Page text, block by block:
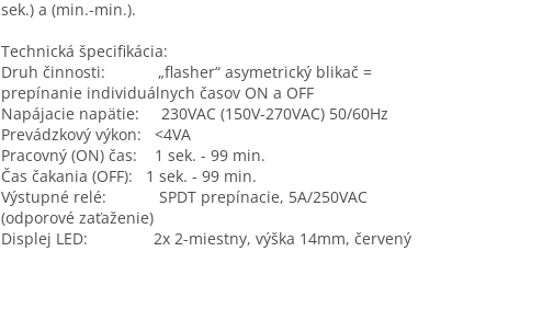
sek.) a (min.-min.).
Technická špecifikácia:
Druh činnosti: „flasher“ asymetrický blikač =
prepínanie individuálnych časov ON a OFF
Napájacie napätie: 230VAC (150V-270VAC) 50/60Hz
Prevádzkový výkon: <4VA
Pracovný (ON) čas: 1 sek. - 99 min.
Čas čakania (OFF): 1 sek. - 99 min.
Výstupné relé: SPDT prepínacie, 5A/250VAC
(odporové zaťaženie)
Displej LED: 2x 2-miestny, výška 14mm, červený